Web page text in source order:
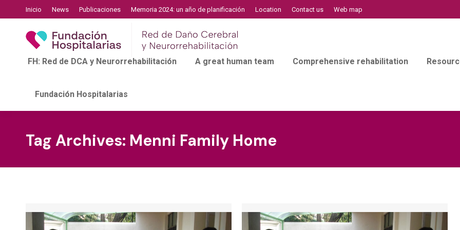
Inicio News Publicaciones Memoria 2024: un año de planificación Location Contact us Web map
FH: Red de DCA y Neurorrehabilitación A great human team Comprehensive rehabilitation
Fundación Hospitalarias
Tag Archives: Menni Family Home